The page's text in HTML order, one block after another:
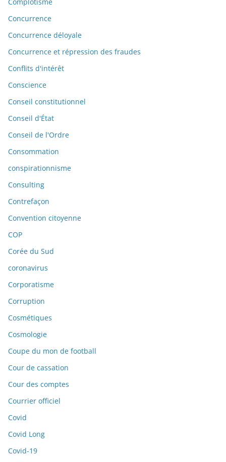
Complotisme
Concurrence
Concurrence déloyale
Concurrence et répression des fraudes
Conflits d'intérêt
Conscience
Conseil constitutionnel
Conseil d'État
Conseil de l'Ordre
Consommation
conspirationnisme
Consulting
Contrefaçon
Convention citoyenne
COP
Corée du Sud
coronavirus
Corporatisme
Corruption
Cosmétiques
Cosmologie
Coupe du mon de football
Cour de cassation
Cour des comptes
Courrier officiel
Covid
Covid Long
Covid-19